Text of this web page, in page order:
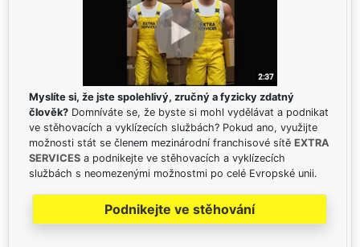
Myslíte si, že jste spolehlivý, zručný a fyzicky zdatný
člověk? Domníváte se, že byste si mohl vydělávat a podnikat
ve stěhovacích a vyklízecích službách? Pokud ano, využijte
možnosti stát se členem mezinárodní franchisové sítě EXTRA
SERVICES a podnikejte ve stěhovacích a vyklízecích
službách s neomezenými možnostmi po celé Evropské unii.
Podnikejte ve stěhování